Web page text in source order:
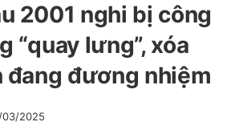
2001 nghi bị công
“quay lưng”, xóa
đang đương nhiệm
03/2025